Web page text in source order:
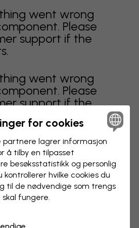
went wrong
Please
support if the
went wrong
Please
support if the
side 1 av 1 sider
for cookies
partnere lagrer informasjon
å tilby en tilpasset
besøks­statistikk og personlig
kontrollerer hvilke cookies du
til de nødvendige som trengs
fungere.